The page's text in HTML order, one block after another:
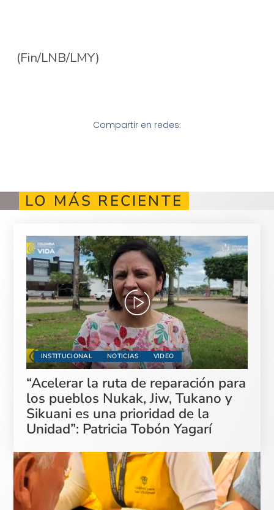
(Fin/LNB/LMY)
Compartir en redes:
LO MÁS RECIENTE
INSTITUCIONAL NOTICIAS VIDEO
“Acelerar la ruta de reparación para
los pueblos Nukak, Jiw, Tukano y
Sikuani es una prioridad de la
Unidad”: Patricia Tobón Yagarí